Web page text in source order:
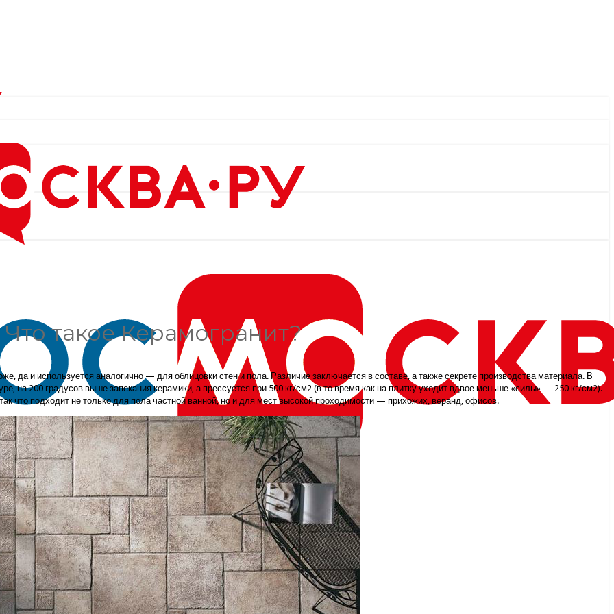
Что такое Керамогранит?
да и используется аналогично — для облицовки стен и пола. Различие заключается в составе, а также секрете производства материала. В
на 200 градусов выше запекания керамики, а прессуется при 500 кг/см2 (в то время как на плитку уходит вдвое меньше «силы» — 250 кг/см2).
что подходит не только для пола частной ванной, но и для мест высокой проходимости — прихожих, веранд, офисов.